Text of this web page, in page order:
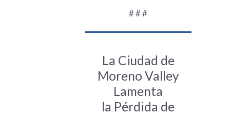
# # #
La Ciudad de
Moreno Valley
Lamenta
la Pérdida de